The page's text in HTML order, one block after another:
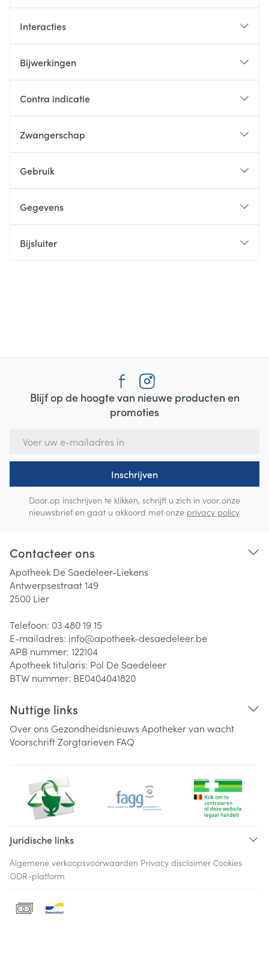
Interacties
Bijwerkingen
Contra indicatie
Zwangerschap
Gebruik
Gegevens
Bijsluiter
Blijf op de hoogte van nieuwe producten en
promoties
Inschrijven
Door op inschrijven te klikken, schrijft u zich in voor onze
nieuwsbrief en gaat u akkoord met onze privacy policy.
Contacteer ons
Apotheek De Saedeleer-Liekens
Antwerpsestraat 149
2500 Lier
Telefoon: 03 480 19 15
E-mailadres: info@apotheek-desaedeleer.be
APB nummer: 122104
Apotheek titularis: Pol De Saedeleer
BTW nummer: BE0404041820
Nuttige links
Over ons Gezondheidsnieuws Apotheker van wacht
VoorschriftZorgtarieven FAQ
Juridische links
Algemene verkoopsvoorwaarden Privacy disclaimer Cookies
ODR-platform